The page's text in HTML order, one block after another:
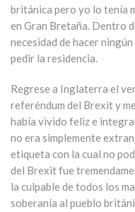
británica pero yo lo tenía
en Gran Bretaña. Dentro
necesidad de hacer
pedir la residencia.
Regrese a Inglaterra el
referéndum del Brexit y
había vivido feliz e
no era simplemente
etiqueta con la cual no
del Brexit fue
la culpable de todos los
soberanía al pueblo